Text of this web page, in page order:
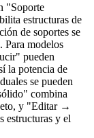
"Soporte
estructuras de
de soportes se
Para modelos
pueden
la potencia de
se pueden
combina
y "Editar →
estructuras y el